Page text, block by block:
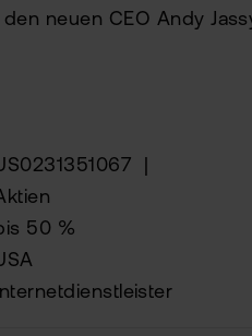
neuen CEO Andy
50 %